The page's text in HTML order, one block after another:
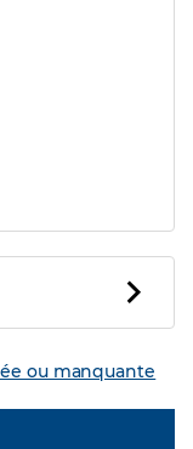
ou manquante